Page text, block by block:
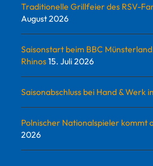
Traditionelle Grillfeier des RSV-
August 2026
Saisonstart beim BBC
Rhinos15. Juli 2026
Saisonabschluss bei Hand & Werk
Polnischer Nationalspieler kommt
2026